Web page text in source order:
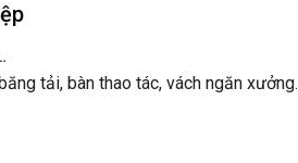
tải, bàn thao tác, vách ngăn xưởng.